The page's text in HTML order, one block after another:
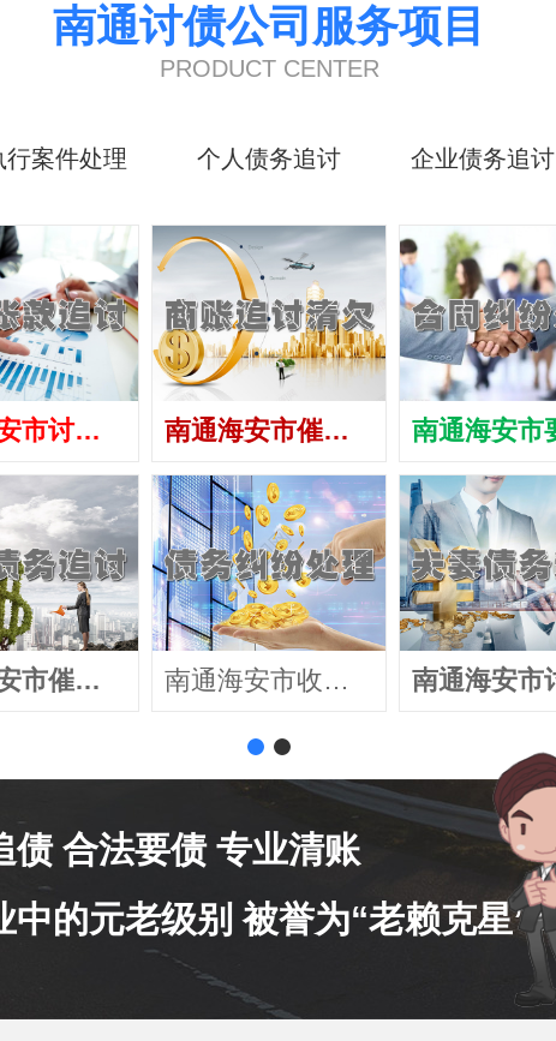
南通讨债公司服务项目
PRODUCT CENTER
行案件处理 个人债务追讨 企业债务追讨
南通海安市讨债公司
南通海安市催收公司
南通海安市催债公司
南通海安市收账公司
债 合法要债 专业清账
中的元老级别 被誉为“老赖克星”